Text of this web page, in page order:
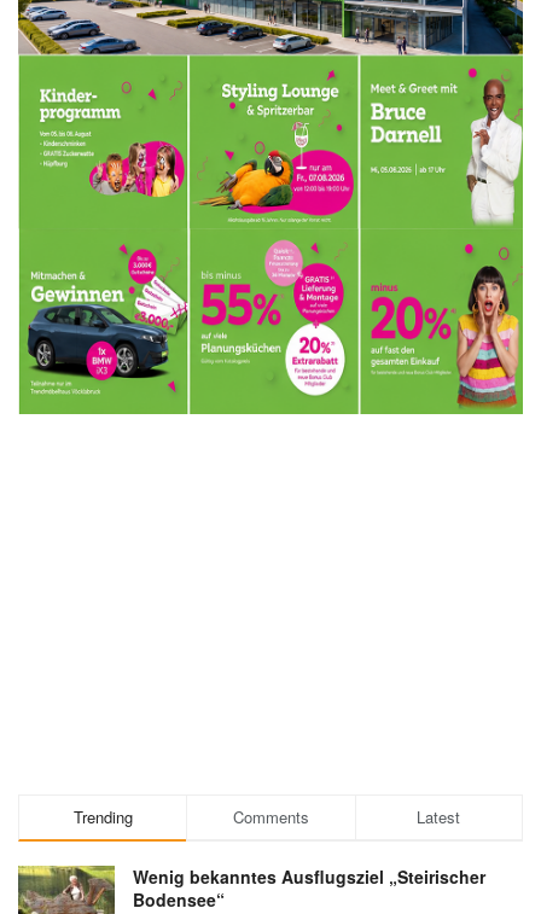
Trending Comments Latest
Wenig bekanntes Ausflugsziel „Steirischer
Bodensee“